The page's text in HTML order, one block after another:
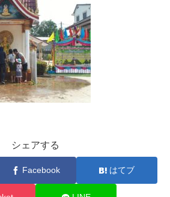
シェアする
Facebook はてブ